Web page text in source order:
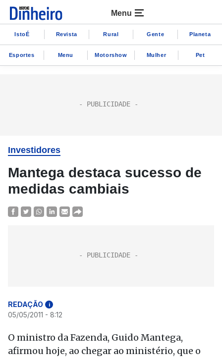
Menu
IstoÉ Revista Rural Gente Planeta
Esportes Menu Motorshow Mulher Pet
Investidores
Mantega destaca sucesso de
medidas cambiais
REDAÇÃO i
05/05/2011 - 8:12
O ministro da Fazenda, Guido Mantega,
afirmou hoje, ao chegar ao ministério, que o